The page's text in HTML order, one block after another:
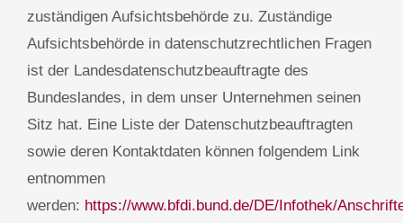
zuständigen Aufsichtsbehörde zu. Zuständige
Aufsichtsbehörde in datenschutzrechtlichen Fragen
ist der Landesdatenschutzbeauftragte des
Bundeslandes, in dem unser Unternehmen seinen
Sitz hat. Eine Liste der Datenschutzbeauftragten
sowie deren Kontaktdaten können folgendem Link
entnommen
werden: https://www.bfdi.bund.de/DE/Infothek/